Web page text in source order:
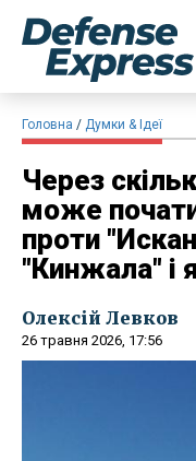
Головна Думки & Ідеї
Через
може
проти
"Кинжала" і
Олексій Левков
26 травня 2026, 17:56